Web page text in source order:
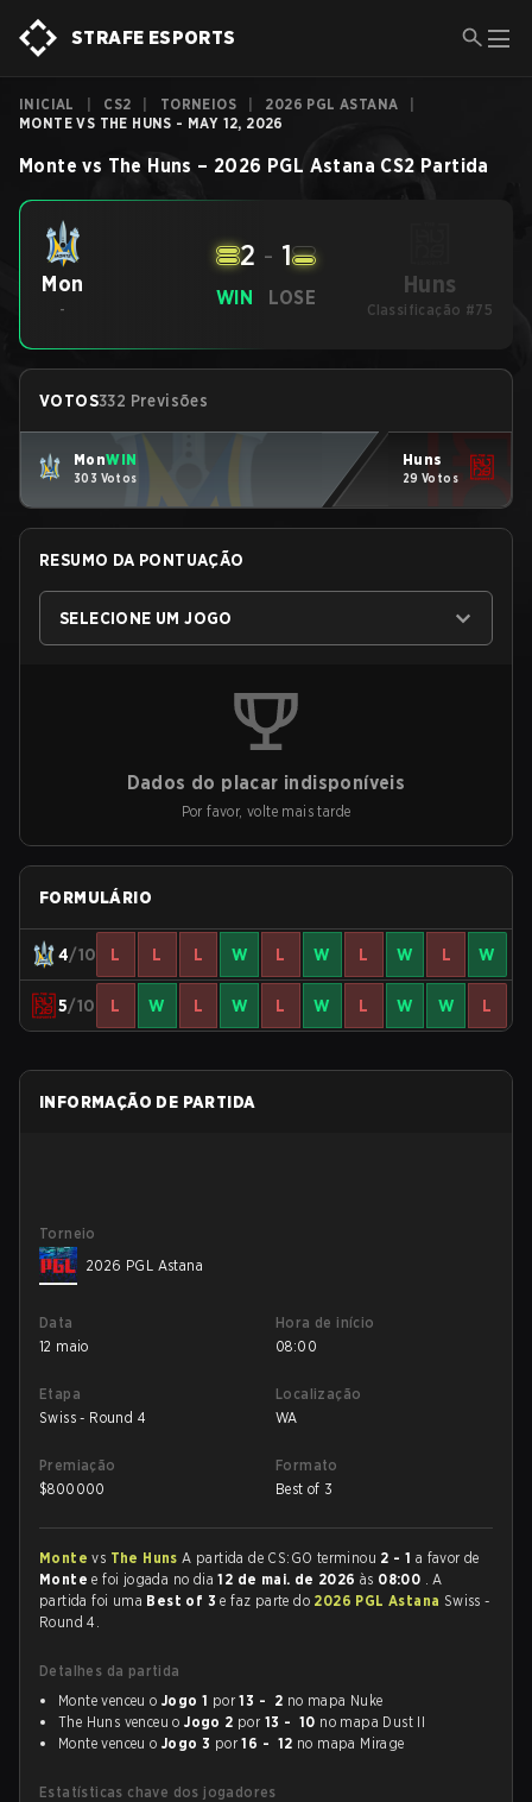
STRAFE ESPORTS
INICIAL CS2 TORNEIOS 2026 PGL ASTANA
MONTE VS THE HUNS - MAY 12, 2026
Monte vs The Huns – 2026 PGL Astana CS2 Partida
Mon
-
WIN
2 - 1
LOSE Huns
Classificação #75
VOTOS332 Previsões
MonWIN
303 Votos
Huns
29 Votos
RESUMO DA PONTUAÇÃO
SELECIONE UM JOGO
Dados do placar indisponíveis
Por favor, volte mais tarde
FORMULÁRIO
4/10 L L L W L W L W L W
5/10 L W L W L W L W W L
INFORMAÇÃO DE PARTIDA
Torneio
2026 PGL Astana
Data
12 maio
Hora de início
08:00
Etapa
Swiss - Round 4
Localização
WA
Premiação
$800000
Formato
Best of 3
Montevs The HunsA partida de CS:GO terminou 2 - 1 a favor de
Montee foi jogada no dia12 de mai. de 2026às 08:00 . A
partida foi uma Best of 3e faz parte do 2026 PGL Astana Swiss -
Round 4.
Detalhes da partida
Monte venceu o Jogo 1 por13 - 2 no mapa Nuke
The Huns venceu oJogo 2 por 13 - 10 no mapa Dust II
Monte venceu o Jogo 3 por16 - 12 no mapa Mirage
Estatísticas chave dos jogadores